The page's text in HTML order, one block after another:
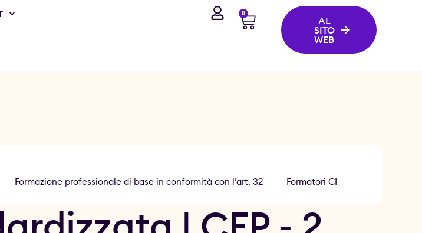
0
AL
SITO
WEB
Formazione professionale di base in conformità con l’art. 32 Formatori CI